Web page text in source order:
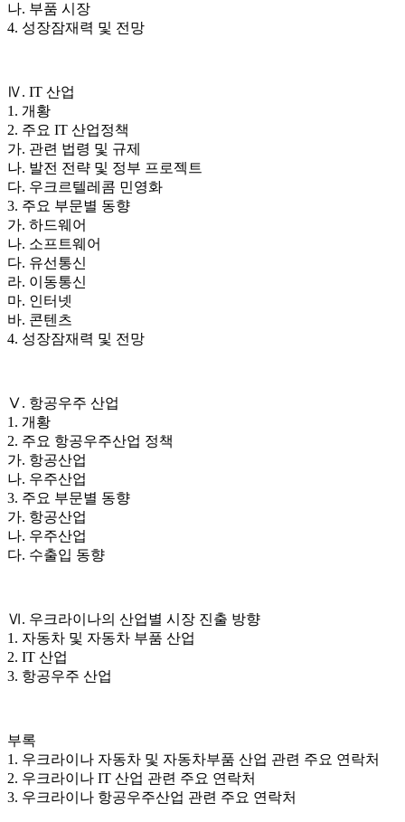
나. 부품 시장
4. 성장잠재력 및 전망
Ⅳ. IT 산업
1. 개황
2. 주요 IT 산업정책
가. 관련 법령 및 규제
나. 발전 전략 및 정부 프로젝트
다. 우크르텔레콤 민영화
3. 주요 부문별 동향
가. 하드웨어
나. 소프트웨어
다. 유선통신
라. 이동통신
마. 인터넷
바. 콘텐츠
4. 성장잠재력 및 전망
Ⅴ. 항공우주 산업
1. 개황
2. 주요 항공우주산업 정책
가. 항공산업
나. 우주산업
3. 주요 부문별 동향
가. 항공산업
나. 우주산업
다. 수출입 동향
Ⅵ. 우크라이나의 산업별 시장 진출 방향
1. 자동차 및 자동차 부품 산업
2. IT 산업
3. 항공우주 산업
부록
1. 우크라이나 자동차 및 자동차부품 산업 관련 주요 연락처
2. 우크라이나 IT 산업 관련 주요 연락처
3. 우크라이나 항공우주산업 관련 주요 연락처